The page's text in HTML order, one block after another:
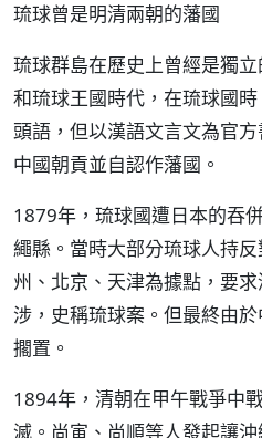
琉球曾是明清兩朝的藩國
琉球群島在歷史上曾經是獨
和琉球王國時代，在琉球國
頭語，但以漢語文言文為官
中國朝貢並自認作藩國。
1879年，琉球國遭日本的吞
繩縣。當時大部分琉球人持
州、北京、天津為據點，要
涉，史稱琉球案。但最終由
擱置。
1894年，清朝在甲午戰爭中
滅。尚寅、尚順等人發起讓